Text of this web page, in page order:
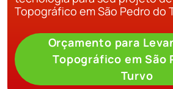
Topográfico em São Pedro do
Orçamento para
Topográfico em São
Turvo